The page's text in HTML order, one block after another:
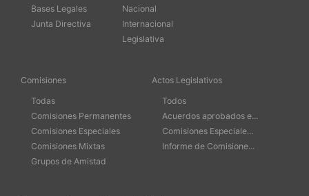
Bases Legales
Junta Directiva
Nacional
Internacional
Legislativa
Comisiones
Todas
Comisiones Permanentes
Comisiones Especiales
Comisiones Mixtas
Grupos de Amistad
Actos Legislativos
Todos
Acuerdos aprobados e...
Comisiones Especiale...
Informe de Comisione...